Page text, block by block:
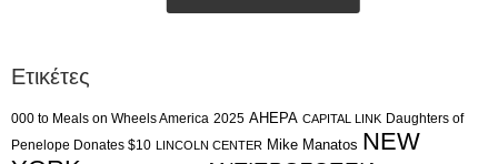
Ετικέτες
000 to Meals on Wheels America 2025 AHEPA CAPITAL LINK Daughters of
Penelope Donates $10
LINCOLN CENTER Mike Manatos NEW